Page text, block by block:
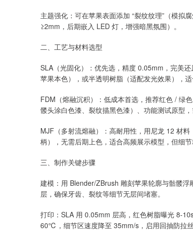
主题强化：可在苹果表面添加 “裂纹纹理”（模拟
≥2mm，后期嵌入 LED 灯，增强暗黑氛围）。
二、工艺与材料选型
SLA（光固化）：优先选，精度 0.05mm，完美
苹果本色），或半透明树脂（适配发光效果），
FDM（熔融沉积）：低成本首选，推荐红色 / 绿
髅头涂白色漆、裂纹描黑色漆）、功能测试原型，
MJF（多射流熔融）：高耐用性，用尼龙 12 材
柄），无需后期上色，适合高频展示模型，但细节
三、制作关键步骤
建模：用 Blender/ZBrush 雕刻苹果轮廓与骷髅
层，确保牙齿、裂纹等细节无层间堵塞。
打印：SLA 用 0.05mm 层高，红色树脂曝光 8-
60℃，细节区速度降至 35mm/s，启用回抽防拉丝